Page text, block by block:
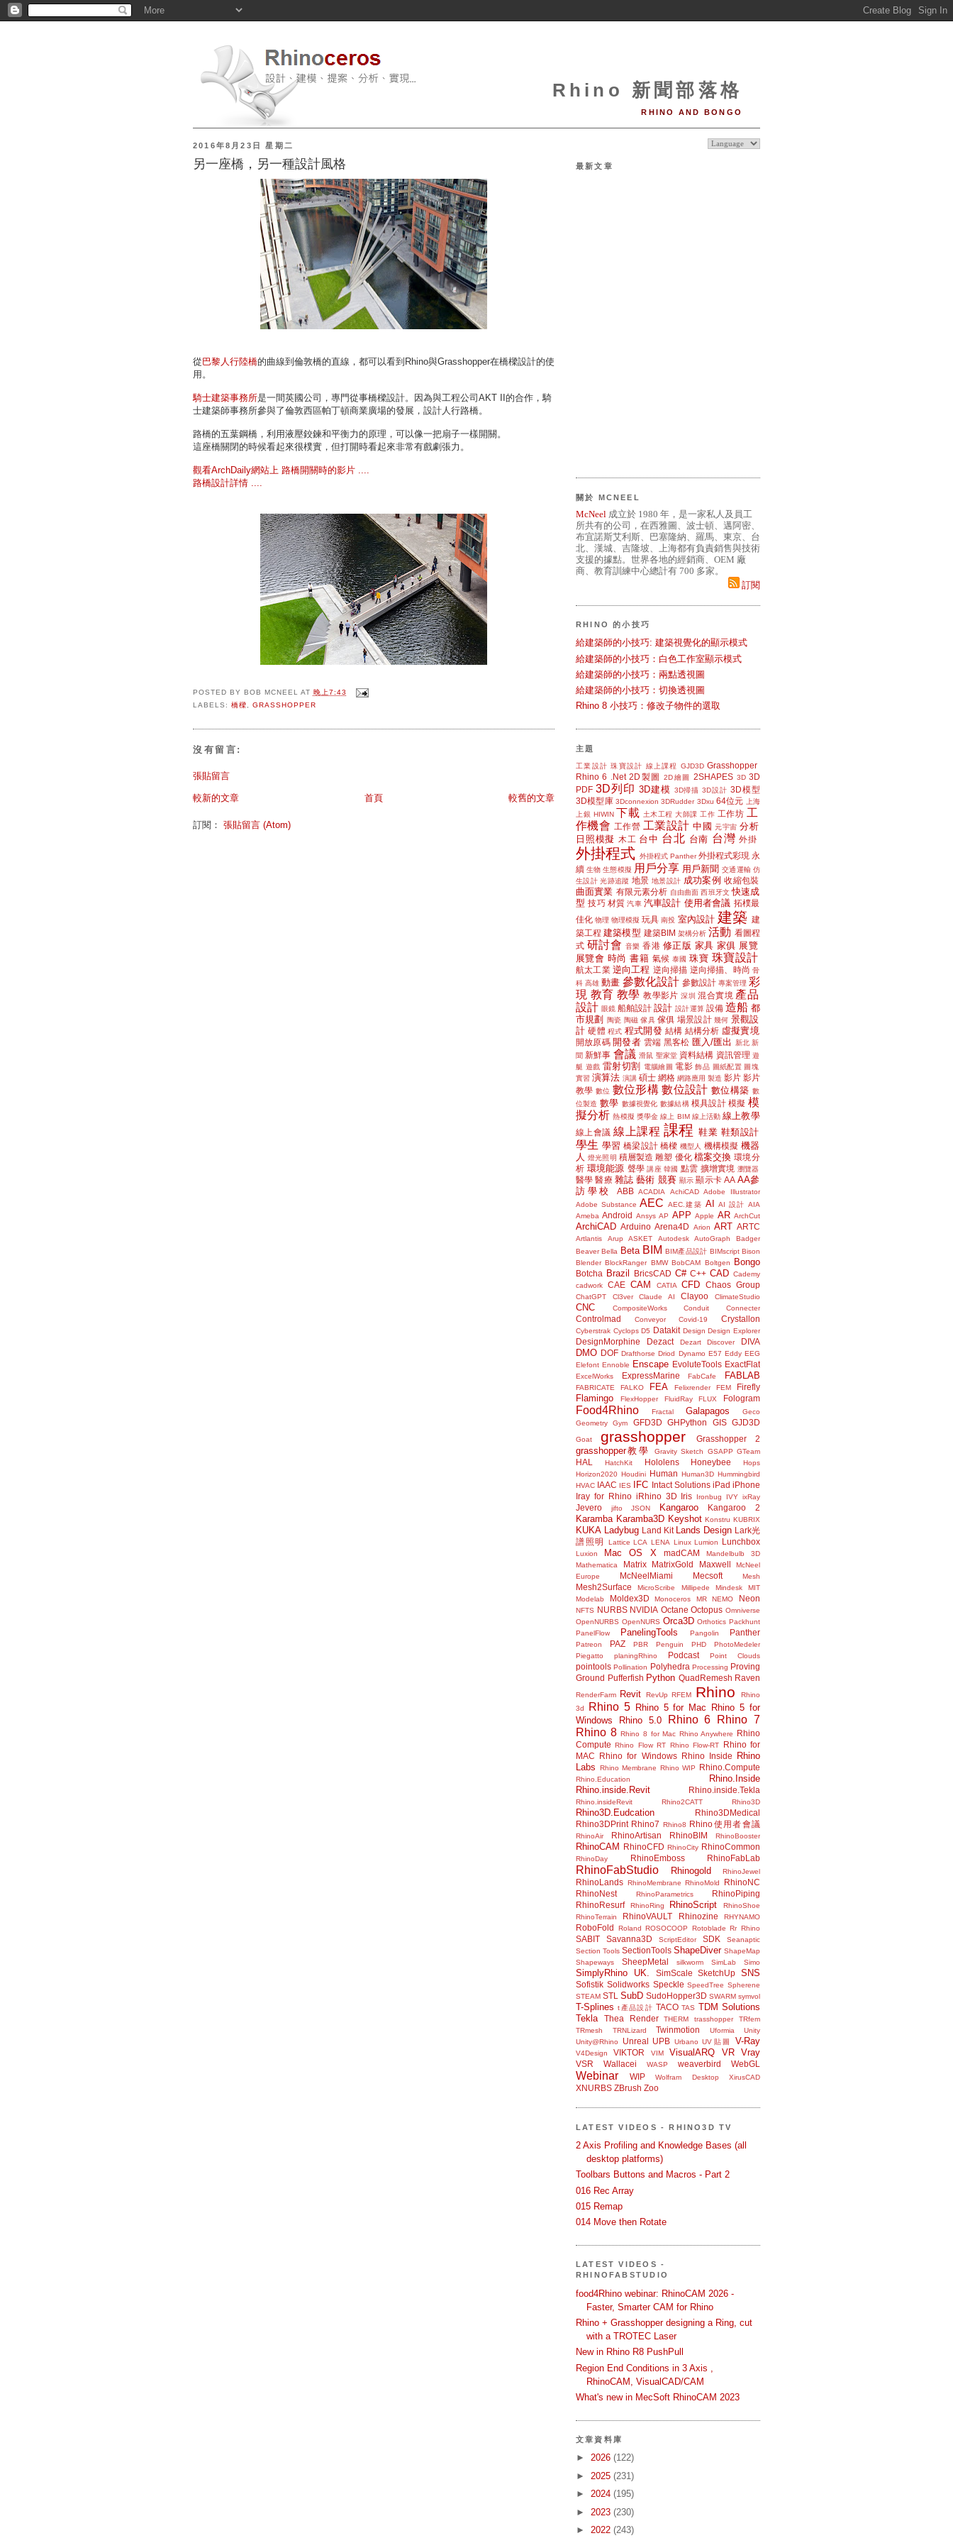
Rhino 新聞部落格
RHINO AND BONGO
2016年8月23日 星期二
另一座橋，另一種設計風格
從巴黎人行陸橋的曲線到倫敦橋的直線，都可以看到Rhino與Grasshopper在橋樑設計的使
用。
騎士建築事務所是一間英國公司，專門從事橋樑設計。因為與工程公司AKT II的合作，騎
士建築師事務所參與了倫敦西區帕丁頓商業廣場的發展，設計人行路橋。
路橋的五葉鋼橋，利用液壓鉸鍊和平衡力的原理，可以像一把扇子一樣開關。
這座橋關閉的時候看起來很樸實，但打開時看起來非常有戲劇張力。
觀看ArchDaily網站上 路橋開關時的影片 ....
路橋設計詳情 ....
POSTED BY BOB MCNEEL AT 晚上7:43
LABELS: 橋樑, GRASSHOPPER
沒有留言:
張貼留言
較新的文章 較舊的文章
首頁
訂閱： 張貼留言 (Atom)
最新文章
關於 MCNEEL
McNeel 成立於 1980 年，是一家私人及員工
所共有的公司，在西雅圖、波士頓、邁阿密、
布宜諾斯艾利斯、巴塞隆納、羅馬、東京、台
北、漢城、吉隆坡、上海都有負責銷售與技術
支援的據點。世界各地的經銷商、OEM 廠
商、教育訓練中心總計有 700 多家。
訂閱
RHINO 的小技巧
給建築師的小技巧: 建築視覺化的顯示模式
給建築師的小技巧：白色工作室顯示模式
給建築師的小技巧：兩點透視圖
給建築師的小技巧：切換透視圖
Rhino 8 小技巧：修改子物件的選取
主題
工業設計 珠寶設計 線上課程 GJD3D Grasshopper
Rhino 6
.Net 2D製圖 2D繪圖 2SHAPES 3D 3D
PDF 3D列印 3D建模 3D掃描 3D設計 3D模型
3D模型庫 3Dconnexion 3DRudder 3Dxu 64位元
上海
上銀 HIWIN 下載 土木工程 大師課 工作 工作坊 工
作機會 工作營 工業設計 中國 元宇宙 分析
日照模擬
木工 台中 台北 台南 台灣 外掛
外掛程式 外掛程式 Panther 外掛程式彩現 永
續 生物 生態模擬 用戶分享 用戶新聞 交通運輸 仿
生設計 光跡追蹤 地景 地景設計 成功案例 收縮包裝
曲面實業 有限元素分析 自由曲面 西班牙文 快速成
型 技巧 材質 汽車 汽車設計 使用者會議 拓樸最
佳化 物理 物理模擬 玩具 南投 室內設計 建築 建
築工程 建築模型 建築BIM 架構分析 活動 看圖程
式 研討會 音樂 香港 修正版 家具 家俱 展覽
展覽會 時尚 書籍 氣候 泰國 珠寶 珠寶設計
航太工業 逆向工程 逆向掃描 逆向掃描、時尚 骨
科 高雄 動畫 參數化設計 參數設計 專案管理 彩
現 教育 教學 教學影片 深圳 混合實境 產品
設計 眼鏡 船舶設計 設計 設計運算 設備 造船 都
市規劃
陶瓷 陶磁 傢具 傢俱 場景設計 幾何 景觀設
計 硬體 程式 程式開發 結構 結構分析 虛擬實境
開放原碼 開發者 雲端 黑客松 匯入/匯出 新北 新
聞 新鮮事 會議 滑鼠 聖家堂 資料結構 資訊管理 遊
艇 遊戲 雷射切割 電腦繪圖 電影 飾品 圖紙配置 圖塊
實習 演算法 演講 碩士 網格 網路應用 製造 影片 影片
教學 數位 數位形構 數位設計 數位構築 數
位製造 數學 數據視覺化 數據結構 模具設計 模擬 模
擬分析 熱模擬 獎學金 線上 BIM 線上活動 線上教學
線上會議 線上課程 課程 鞋業 鞋類設計
學生 學習 橋梁設計 橋樑 機型人 機構模擬 機器
人
燈光照明 積層製造 雕塑 優化 檔案交換 環境分
析 環境能源 聲學 講座 韓國 點雲 擴增實境 瀏覽器
醫學 醫療 雜誌 藝術 競賽 顯示 顯示卡 AA AA參
訪學校
ABB ACADIA AchiCAD
Adobe Illustrator
Adobe Substance AEC AEC.建築 AI AI 設計 AIA
Ameba Android Ansys AP APP Apple AR ArchCut
ArchiCAD Arduino Arena4D Arion ART ARTC
Artlantis Arup ASKET Autodesk AutoGraph
Badger
Beaver Bella Beta BIM BIM產品設計 BIMscript Bison
Blender BlockRanger BMW BobCAM Boltgen Bongo
Botcha Brazil BricsCAD C# C++ CAD Cademy
cadwork
CAE CAM CATIA CFD Chaos Group
ChatGPT Cl3ver Claude AI Clayoo ClimateStudio
CNC CompositeWorks Conduit Connecter
Controlmad Conveyor Covid-19 Crystallon
Cyberstrak Cyclops D5 Datakit Design Design Explorer
DesignMorphine Dezact Dezart Discover DIVA
DMO DOF Drafthorse Driod Dynamo E57 Eddy EEG
Elefont Ennoble Enscape EvoluteTools ExactFlat
ExcelWorks ExpressMarine FabCafe FABLAB
FABRICATE FALKO FEA Felixrender FEM Firefly
Flamingo FlexHopper FluidRay FLUX Fologram
Food4Rhino Fractal Galapagos
Geco
Geometry Gym
GFD3D GHPython GIS GJD3D
Goat grasshopper Grasshopper 2
grasshopper教學 Gravity Sketch GSAPP GTeam
HAL HatchKit Hololens Honeybee
Hops
Horizon2020 Houdini Human Human3D Hummingbird
HVAC IAAC IES IFC Intact Solutions iPad iPhone
Iray for Rhino iRhino 3D Iris Ironbug IVY ixRay
Jevero jifto JSON Kangaroo Kangaroo 2
Karamba Karamba3D Keyshot Konstru KUBRIX
KUKA Ladybug Land Kit Lands Design Lark光
譜照明
Lattice LCA LENA Linux Lumion Lunchbox
Luxion Mac OS X madCAM
Mandelbulb 3D
Mathematica
Matrix MatrixGold Maxwell
McNeel
Europe
McNeelMiami Mecsoft Mesh
Mesh2Surface MicroScribe Millipede Mindesk
MIT
Modelab
Moldex3D Monoceros MR NEMO Neon
NFTS NURBS NVIDIA Octane Octopus Omniverse
OpenNURBS OpenNURS Orca3D Orthotics Packhunt
PanelFlow
PanelingTools Pangolin Panther
Patreon PAZ PBR Penguin PHD
PhotoMedeler
Piegatto
planingRhino Podcast Point Clouds
pointools Pollination Polyhedra Processing Proving
Ground Pufferfish Python QuadRemesh Raven
RenderFarm Revit RevUp RFEM Rhino
Rhino
3d
Rhino 5 Rhino 5 for Mac
Rhino 5 for
Windows
Rhino 5.0 Rhino 6
Rhino 7
Rhino 8 Rhino 8 for Mac Rhino Anywhere
Rhino
Compute Rhino Flow RT Rhino Flow-RT
Rhino for
MAC
Rhino for Windows Rhino Inside
Rhino
Labs
Rhino Membrane Rhino WIP Rhino.Compute
Rhino.Education
Rhino.Inside
Rhino.inside.Revit
Rhino.inside.Tekla
Rhino.insideRevit Rhino2CATT Rhino3D
Rhino3D.Eudcation
Rhino3DMedical
Rhino3DPrint Rhino7 Rhino8 Rhino使用者會議
RhinoAir RhinoArtisan RhinoBIM RhinoBooster
RhinoCAM RhinoCFD RhinoCity RhinoCommon
RhinoDay RhinoEmboss RhinoFabLab
RhinoFabStudio Rhinogold RhinoJewel
RhinoLands RhinoMembrane RhinoMold
RhinoNC
RhinoNest
RhinoParametrics
RhinoPiping
RhinoResurf
RhinoRing RhinoScript
RhinoShoe
RhinoTerrain
RhinoVAULT Rhinozine RHYNAMO
RoboFold Roland ROSOCOOP Rotoblade Rr Rhino
SABIT Savanna3D ScriptEditor SDK
Seanaptic
Section Tools SectionTools ShapeDiver ShapeMap
Shapeways
SheepMetal silkworm SimLab Simo
SimplyRhino UK. SimScale SketchUp SNS
Sofistik Solidworks Speckle SpeedTree Spherene
STEAM STL SubD SudoHopper3D SWARM symvol
T-Splines t產品設計 TACO TAS TDM Solutions
Tekla
Thea Render THERM trasshopper
TRfem
TRmesh
TRNLizard Twinmotion Uformia
Unity
Unity@Rhino
Unreal UPB Urbano UV貼圖 V-Ray
V4Design VIKTOR VIM VisualARQ VR Vray
VSR Wallacei WASP weaverbird WebGL
Webinar WIP Wolfram Desktop XirusCAD
XNURBS ZBrush Zoo
LATEST VIDEOS - RHINO3D TV
2 Axis Profiling and Knowledge Bases (all
desktop platforms)
Toolbars Buttons and Macros - Part 2
016 Rec Array
015 Remap
014 Move then Rotate
LATEST VIDEOS -
RHINOFABSTUDIO
food4Rhino webinar: RhinoCAM 2026 -
Faster, Smarter CAM for Rhino
Rhino + Grasshopper designing a Ring, cut
with a TROTEC Laser
New in Rhino R8 PushPull
Region End Conditions in 3 Axis ,
RhinoCAM, VisualCAD/CAM
What's new in MecSoft RhinoCAM 2023
文章資料庫
► 2026 (122)
► 2025 (231)
► 2024 (195)
► 2023 (230)
► 2022 (243)